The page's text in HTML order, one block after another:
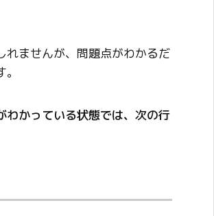
れませんが、問題点がわかるだ
わかっている状態では、次の行